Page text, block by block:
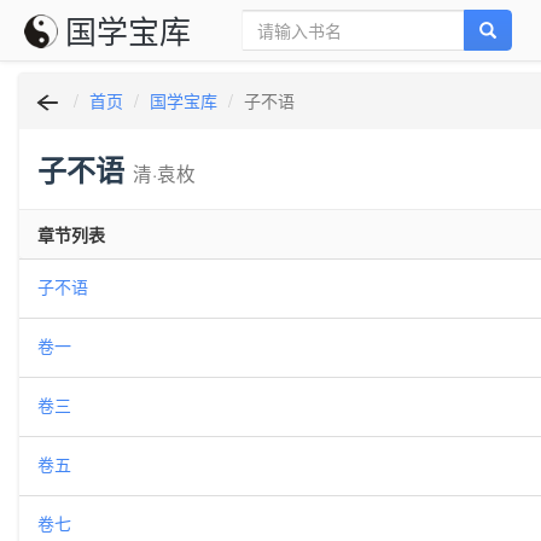
国学宝库
首页 国学宝库 子不语
子不语 清·袁枚
章节列表
子不语
卷一
卷三
卷五
卷七